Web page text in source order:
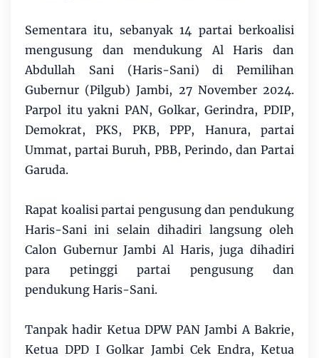
Sementara itu, sebanyak 14 partai berkoalisi
mengusung dan mendukung Al Haris dan
Abdullah Sani (Haris-Sani) di Pemilihan
Gubernur (Pilgub) Jambi, 27 November 2024.
Parpol itu yakni PAN, Golkar, Gerindra, PDIP,
Demokrat, PKS, PKB, PPP, Hanura, partai
Ummat, partai Buruh, PBB, Perindo, dan Partai
Garuda.
Rapat koalisi partai pengusung dan pendukung
Haris-Sani ini selain dihadiri langsung oleh
Calon Gubernur Jambi Al Haris, juga dihadiri
para petinggi partai pengusung dan
pendukung Haris-Sani.
Tanpak hadir Ketua DPW PAN Jambi A Bakrie,
Ketua DPD I Golkar Jambi Cek Endra, Ketua